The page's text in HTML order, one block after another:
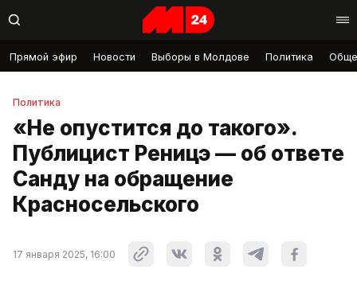
Прямой эфир Новости Выборы в Молдове Политика
Политика
«Не опустится до такого».
Публицист Реницэ — об ответе
Санду на обращение
Красносельского
17 января 2025, 16:00